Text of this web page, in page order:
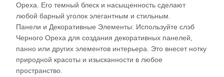
Ореха. Его темный блеск и насыщенность сделают
любой барный уголок элегантным и стильным.
Панели и Декоративные Элементы: Используйте слэб
Черного Ореха для создания декоративных панелей,
панно или других элементов интерьера. Это внесет нотку
природной красоты и изысканности в любое
пространство.